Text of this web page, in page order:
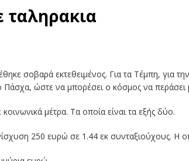
ταληρακια
σοβαρά εκτεθειμένος. Για τα Τέμπη, για
Πάσχα, ώστε να μπορέσει ο κόσμος να περάσει
μέτρα. Τα οποία είναι τα εξής δύο.
250 ευρώ σε 1.44 εκ συνταξιούχους. Η